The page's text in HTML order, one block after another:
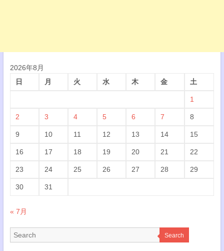
2026年8月
日
月 火 水 木 金 土
1
2 3 4 5 6 7 8
9 10 11 12 13 14 15
16 17 18 19 20 21 22
23 24 25 26 27 28 29
30 31
« 7月
Search